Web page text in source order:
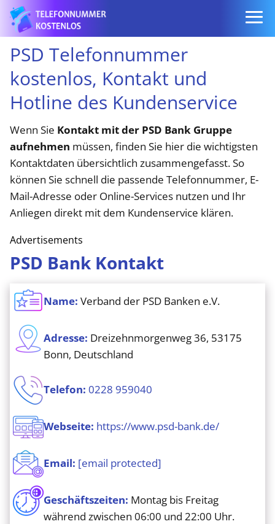
PSD Telefonnummer
kostenlos, Kontakt und
Hotline des Kundenservice
Wenn Sie Kontakt mit der PSD Bank Gruppe
aufnehmen müssen, finden Sie hier die wichtigsten
Kontaktdaten übersichtlich zusammengefasst. So
können Sie schnell die passende Telefonnummer, E-
Mail-Adresse oder Online-Services nutzen und Ihr
Anliegen direkt mit dem Kundenservice klären.
Advertisements
PSD Bank Kontakt
Name: Verband der PSD Banken e.V.
Adresse: Dreizehnmorgenweg 36, 53175
Bonn, Deutschland
Telefon: 0228 959040
Webseite: https://www.psd-bank.de/
Email: [email protected]
Geschäftszeiten: Montag bis Freitag
während zwischen 06:00 und 22:00 Uhr.